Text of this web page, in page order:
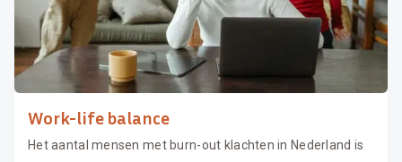
Work-life balance
Het aantal mensen met burn-out klachten in Nederland is